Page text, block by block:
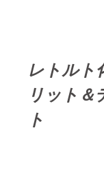
レトルト
リット＆
ト